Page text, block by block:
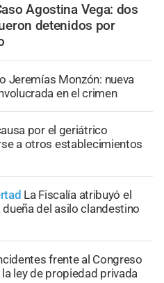
Agostina Vega: dos
detenidos por
Jeremías Monzón: nueva
en el crimen
por el geriátrico
a otros establecimientos
La Fiscalía atribuyó el
del asilo clandestino
frente al Congreso
ley de propiedad privada